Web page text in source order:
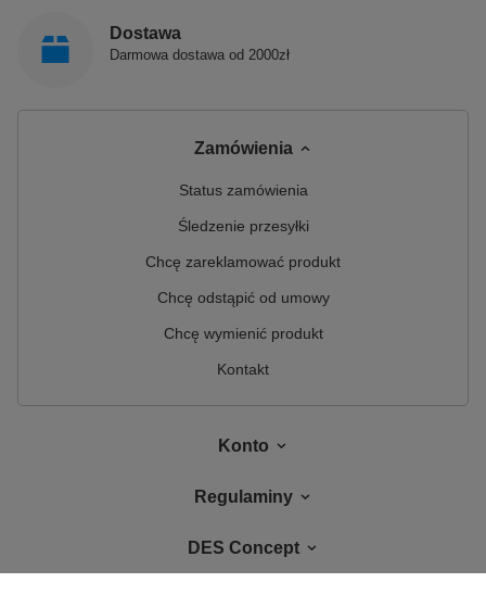
Dostawa
Darmowa dostawa od 2000zł
Zamówienia
Status zamówienia
Śledzenie przesyłki
Chcę zareklamować produkt
Chcę odstąpić od umowy
Chcę wymienić produkt
Kontakt
Konto
Regulaminy
DES Concept